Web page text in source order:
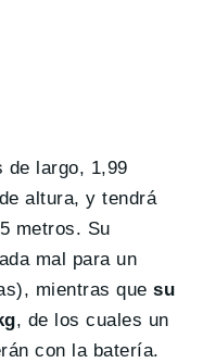
de largo, 1,99
altura, y tendrá
metros. Su
mal para un
mientras que su
, de los cuales un
con la batería.